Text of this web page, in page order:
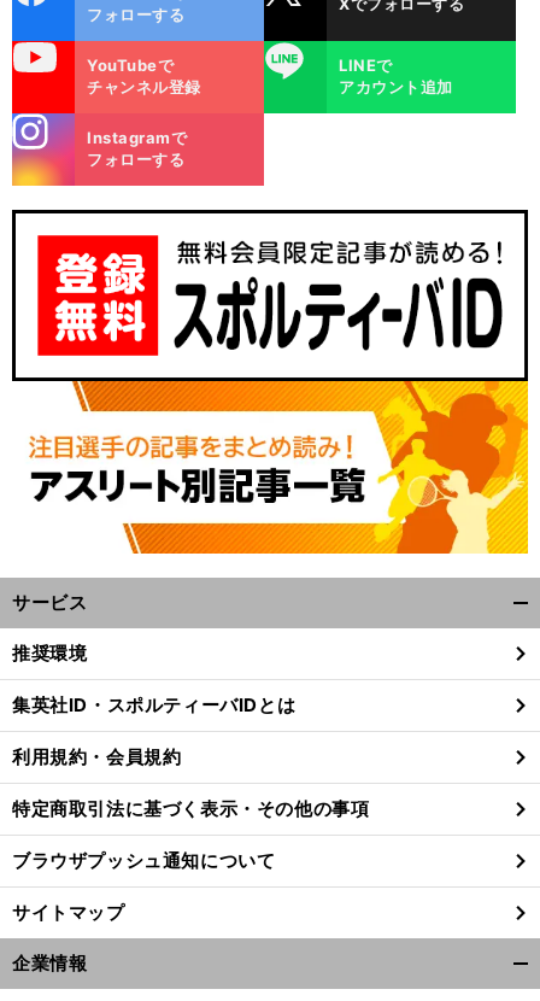
ok
フォローする
YouTubeで
チャンネル登録
LINE
LINEで
アカウント追加
m
Instagramで
フォローする
サービス
閉
る
推奨環境
集英社ID・スポルティーバIDとは
利用規約・会員規約
特定商取引法に基づく表示・その他の事項
ブラウザプッシュ通知について
サイトマップ
企業情報